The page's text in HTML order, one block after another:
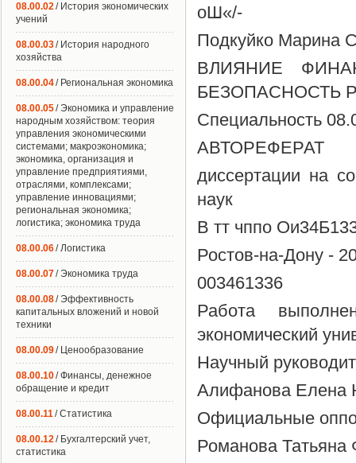
оШ«/-
Подкуйко Марина
ВЛИЯНИЕ
БЕЗОПАСНОСТЬ
Специальность
АВТОРЕФЕРАТ
диссертации на
наук
В тт чппо
Ростов-на-Дону -
003461336
Работа
экономический
Научный
Алифанова Елена
Официальные
Романова Татьяна
08.00.02/ История экономических
учений
08.00.03/ История народного
хозяйства
08.00.04/ Региональная экономика
08.00.05/ Экономика и управление
народным хозяйством: теория
управления экономическими
системами; макроэкономика;
экономика, организация и
управление предприятиями,
отраслями, комплексами;
управление инновациями;
региональная экономика;
логистика; экономика труда
08.00.06/ Логистика
08.00.07/ Экономика труда
08.00.08/ Эффективность
капитальных вложений и новой
техники
08.00.09/ Ценообразование
08.00.10/ Финансы, денежное
обращение и кредит
08.00.11/ Статистика
08.00.12/ Бухгалтерский учет,
статистика